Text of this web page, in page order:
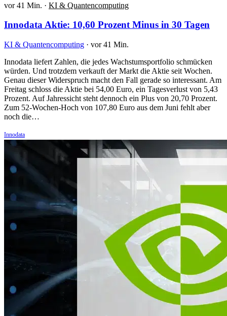
vor 41 Min. · KI & Quantencomputing
Innodata Aktie: 10,60 Prozent Minus in 30 Tagen
KI & Quantencomputing · vor 41 Min.
Innodata liefert Zahlen, die jedes Wachstumsportfolio schmücken
würden. Und trotzdem verkauft der Markt die Aktie seit Wochen.
Genau dieser Widerspruch macht den Fall gerade so interessant. Am
Freitag schloss die Aktie bei 54,00 Euro, ein Tagesverlust von 5,43
Prozent. Auf Jahressicht steht dennoch ein Plus von 20,70 Prozent.
Zum 52-Wochen-Hoch von 107,80 Euro aus dem Juni fehlt aber
noch die…
Innodata